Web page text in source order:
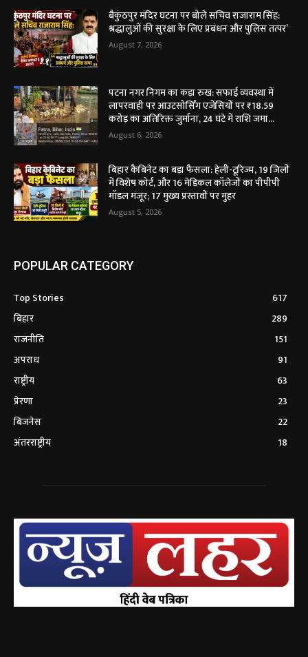
बैकुंठपुर मंदिर घटना पर बोले सचिव राजाराम सिंह:
श्रद्धालुओं की सुरक्षा के लिए प्रबंधन और पुलिस तत्पर’
August 7, 2026
पटना नगर निगम का कड़ा रुख: सफाई व्यवस्था में
लापरवाही पर आउटसोर्सिंग एजेंसियों पर ₹18.59
करोड़ का अतिरिक्त जुर्माना, 24 घंटे में राशि जमा...
August 6, 2026
बिहार कैबिनेट का बड़ा फैसला: हेली-टूरिज्म, 19 जिलों
में विशेष कोर्ट, और 16 मेडिकल कॉलेजों का पीपीपी
मॉडल मंजूर; 17 मुख्य प्रस्तावों पर मुहर
August 5, 2026
POPULAR CATEGORY
Top Stories
617
बिहार
289
राजनीति
151
अपराध
91
राष्ट्रीय
63
प्रेरणा
23
बिजनेस
22
अंतरराष्ट्रीय
18